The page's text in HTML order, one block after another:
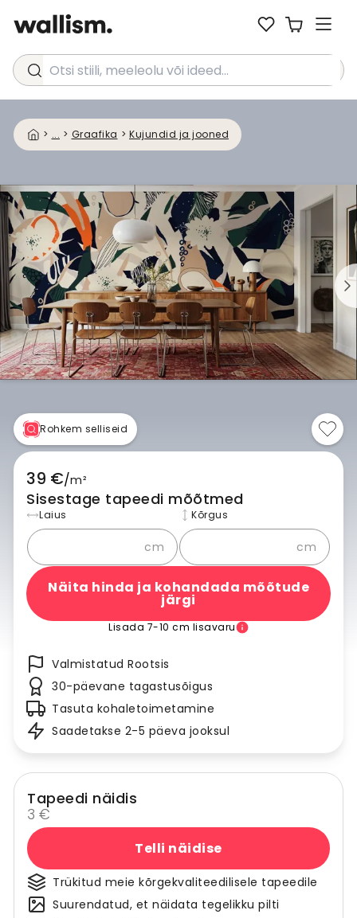
Otsi stiili, meeleolu või ideed...
> ... > Graafika > Kujundid ja jooned
Rohkem selliseid
39 €/m²
Sisestage tapeedi mõõtmed
Laius
cm
Kõrgus
cm
Näita hinda ja kohandada mõõtude
järgi
Lisada 7-10 cm lisavaru
Valmistatud Rootsis
30-päevane tagastusõigus
Tasuta kohaletoimetamine
Saadetakse 2-5 päeva jooksul
Tapeedi näidis
3 €
Telli näidise
Trükitud meie kõrgekvaliteedilisele tapeedile
Suurendatud, et näidata tegelikku pilti